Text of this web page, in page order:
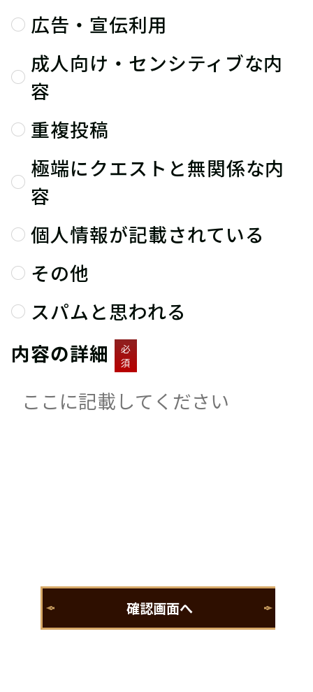
広告・宣伝利用
成人向け・センシティブな内
容
重複投稿
極端にクエストと無関係な内
容
個人情報が記載されている
その他
スパムと思われる
内容の詳細
必
須